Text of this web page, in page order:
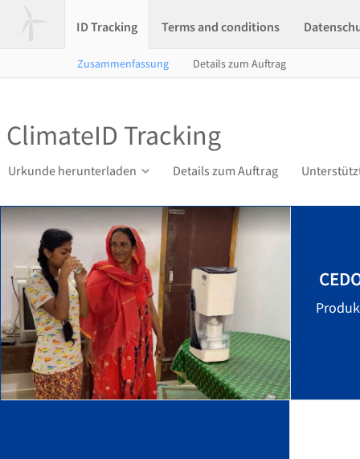
ID Tracking Terms and conditions
Zusammenfassung Details zum Auftrag
ClimateID Tracking
Urkunde herunterladen Details zum Auftrag